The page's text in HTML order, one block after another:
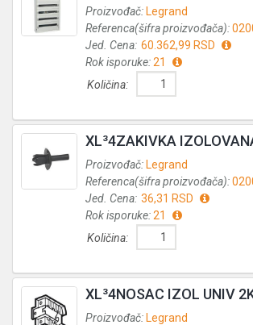
Proizvođač: Legrand
Referenca(šifra proizvođača):
Jed. Cena: 60.362,99 RSD
Rok isporuke:21
Količina:
XL³4ZAKIVKA
Proizvođač: Legrand
Referenca(šifra proizvođača):
Jed. Cena: 36,31 RSD
Rok isporuke:21
Količina:
XL³4NOSAC IZOL UNIV
Proizvođač: Legrand